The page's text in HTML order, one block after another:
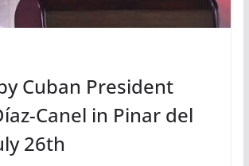
Cuban President
Canel in Pinar del
26th